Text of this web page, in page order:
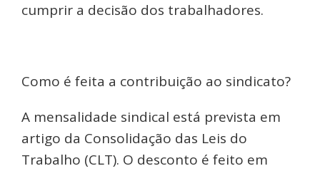
cumprir a decisão dos trabalhadores.
Como é feita a contribuição ao sindicato?
A mensalidade sindical está prevista em
artigo da Consolidação das Leis do
Trabalho (CLT). O desconto é feito em